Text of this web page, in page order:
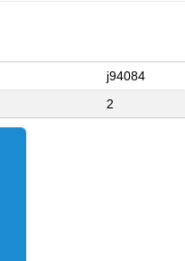
j94084
2